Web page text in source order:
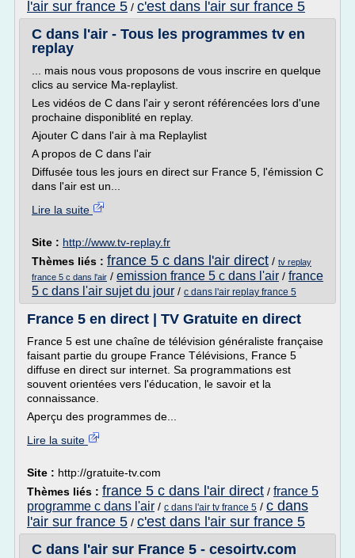
l'air sur france 5 / c'est dans l'air sur france 5
C dans l'air - Tous les programmes tv en
replay
... mais nous vous proposons de vous inscrire en quelque
clics au service Ma-replaylist.
Les vidéos de C dans l'air y seront référencées lors d'une
prochaine disponiblité en replay.
Ajouter C dans l'air à ma Replaylist
A propos de C dans l'air
Diffusée tous les jours en direct sur France 5, l'émission C
dans l'air est un...
Lire la suite
Site : http://www.tv-replay.fr
Thèmes liés : france 5 c dans l'air direct / tv replay
france 5 c dans l'air / emission france 5 c dans l'air / france
5 c dans l'air sujet du jour / c dans l'air replay france 5
France 5 en direct | TV Gratuite en direct
France 5 est une chaîne de télévision généraliste française
faisant partie du groupe France Télévisions, France 5
diffuse en direct sur internet. Sa programmations est
souvent orientées vers l'éducation, le savoir et la
connaissance.
Aperçu des programmes de...
Lire la suite
Site : http://gratuite-tv.com
Thèmes liés : france 5 c dans l'air direct / france 5
programme c dans l'air / c dans l'air tv france 5 / c dans
l'air sur france 5 / c'est dans l'air sur france 5
C dans l'air sur France 5 - cesoirtv.com